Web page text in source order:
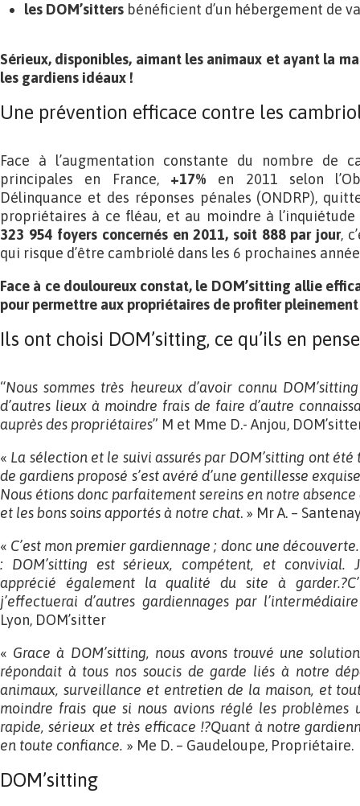
les DOM’sitters bénéficient d’un hébergement de
Sérieux, disponibles, aimant les animaux et ayant la
les gardiens idéaux !
Une prévention efficace contre les
Face à l’augmentation constante du nombre de
principales en France, +17% en 2011 selon
Délinquance et des réponses pénales (ONDRP),
propriétaires à ce fléau, et au moindre à l’inquiétude
323 954 foyers concernés en 2011, soit 888 par jour,
qui risque d’être cambriolé dans les 6 prochaines
Face à ce douloureux constat, le DOM’sitting allie
pour permettre aux propriétaires de profiter pleinement
Ils ont choisi DOM’sitting, ce qu’ils en
“Nous sommes très heureux d’avoir connu
d’autres lieux à moindre frais de faire d’autre
auprès des propriétaires” M et Mme D.- Anjou,
« La sélection et le suivi assurés par DOM’sitting ont
de gardiens proposé s’est avéré d’une gentillesse
Nous étions donc parfaitement sereins en notre
et les bons soins apportés à notre chat. » Mr A. –
« C’est mon premier gardiennage ; donc une
: DOM’sitting est sérieux, compétent, et convivial.
apprécié également la qualité du site à
j’effectuerai d’autres gardiennages par
Lyon, DOM’sitter
« Grace à DOM’sitting, nous avons trouvé une
répondait à tous nos soucis de garde liés à notre
animaux, surveillance et entretien de la maison, et
moindre frais que si nous avions réglé les problèmes
rapide, sérieux et très efficace !?Quant à notre
en toute confiance. » Me D. – Gaudeloupe, Propriétaire.
DOM’sitting